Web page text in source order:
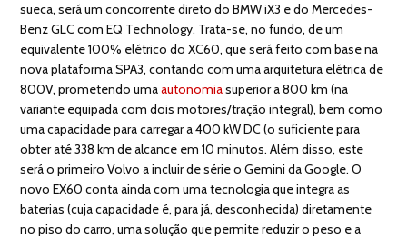
sueca, será um concorrente direto do BMW iX3 e do Mercedes-
Benz GLC com EQ Technology. Trata-se, no fundo, de um
equivalente 100% elétrico do XC60, que será feito com base na
nova plataforma SPA3, contando com uma arquitetura elétrica de
800V, prometendo umaautonomiasuperior a 800 km (na
variante equipada com dois motores/tração integral), bem como
uma capacidade para carregar a 400 kW DC (o suficiente para
obter até 338 km de alcance em 10 minutos. Além disso, este
será o primeiro Volvo a incluir de série o Gemini da Google. O
novo EX60 conta ainda com uma tecnologia que integra as
baterias (cuja capacidade é, para já, desconhecida) diretamente
no piso do carro, uma solução que permite reduzir o peso e a